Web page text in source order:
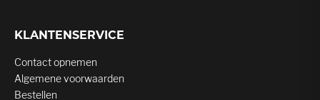
KLANTENSERVICE
Contact opnemen
Algemene voorwaarden
Bestellen